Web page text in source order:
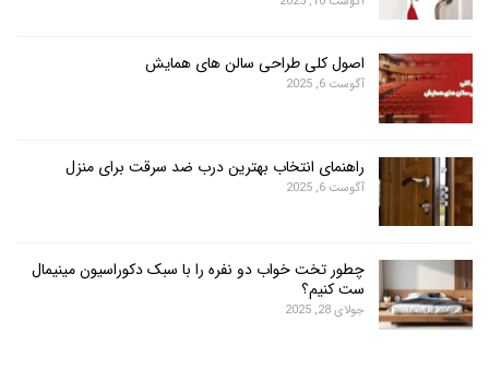
اصول کلی طراحی سالن های همایش
آگوست 6, 2025
راهنمای انتخاب بهترین درب ضد سرقت برای منزل
آگوست 6, 2025
چطور تخت خواب دو نفره را با سبک دکوراسیون مینیمال
ست کنیم؟
جولای 28, 2025